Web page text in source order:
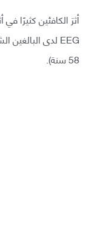
أثرَ الكافئين كثيرًا
58 سنة).